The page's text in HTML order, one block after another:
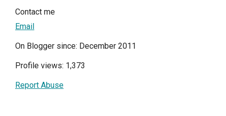
Contact me
Email
On Blogger since: December 2011
Profile views: 1,373
Report Abuse